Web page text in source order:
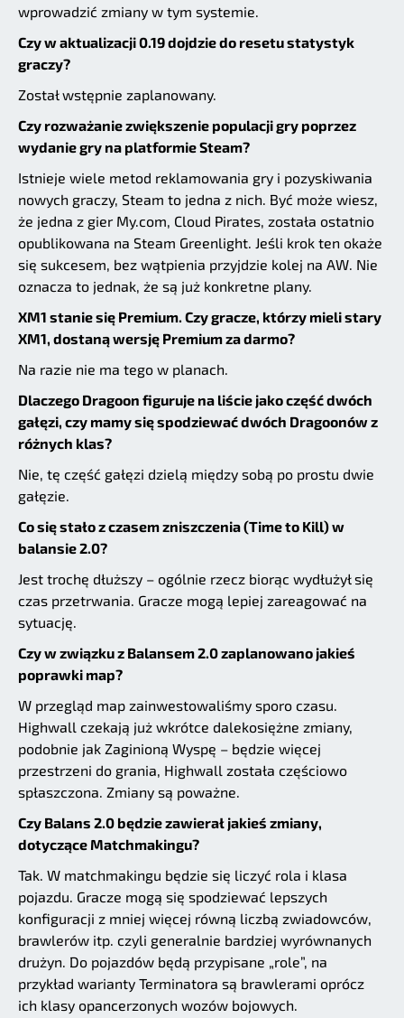
wprowadzić zmiany w tym systemie.
Czy w aktualizacji 0.19 dojdzie do resetu statystyk
graczy?
Został wstępnie zaplanowany.
Czy rozważanie zwiększenie populacji gry poprzez
wydanie gry na platformie Steam?
Istnieje wiele metod reklamowania gry i pozyskiwania
nowych graczy, Steam to jedna z nich. Być może wiesz,
że jedna z gier My.com, Cloud Pirates, została ostatnio
opublikowana na Steam Greenlight. Jeśli krok ten okaże
się sukcesem, bez wątpienia przyjdzie kolej na AW. Nie
oznacza to jednak, że są już konkretne plany.
XM1 stanie się Premium. Czy gracze, którzy mieli stary
XM1, dostaną wersję Premium za darmo?
Na razie nie ma tego w planach.
Dlaczego Dragoon figuruje na liście jako część dwóch
gałęzi, czy mamy się spodziewać dwóch Dragoonów z
różnych klas?
Nie, tę część gałęzi dzielą między sobą po prostu dwie
gałęzie.
Co się stało z czasem zniszczenia (Time to Kill) w
balansie 2.0?
Jest trochę dłuższy – ogólnie rzecz biorąc wydłużył się
czas przetrwania. Gracze mogą lepiej zareagować na
sytuację.
Czy w związku z Balansem 2.0 zaplanowano jakieś
poprawki map?
W przegląd map zainwestowaliśmy sporo czasu.
Highwall czekają już wkrótce dalekosiężne zmiany,
podobnie jak Zaginioną Wyspę – będzie więcej
przestrzeni do grania, Highwall została częściowo
spłaszczona. Zmiany są poważne.
Czy Balans 2.0 będzie zawierał jakieś zmiany,
dotyczące Matchmakingu?
Tak. W matchmakingu będzie się liczyć rola i klasa
pojazdu. Gracze mogą się spodziewać lepszych
konfiguracji z mniej więcej równą liczbą zwiadowców,
brawlerów itp. czyli generalnie bardziej wyrównanych
drużyn. Do pojazdów będą przypisane „role”, na
przykład warianty Terminatora są brawlerami oprócz
ich klasy opancerzonych wozów bojowych.